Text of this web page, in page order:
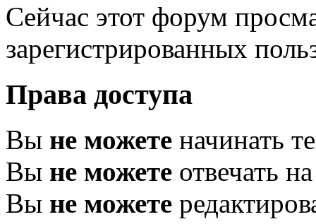
Сейчас этот форум
зарегистрированных
Права доступа
Вы не можете начинать
Вы не можете отвечать
Вы не можете